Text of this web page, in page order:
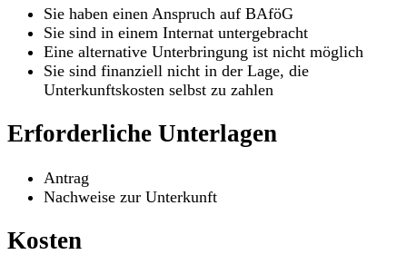
Sie haben einen Anspruch auf BAföG
Sie sind in einem Internat untergebracht
Eine alternative Unterbringung ist nicht möglich
Sie sind finanziell nicht in der Lage, die
Unterkunftskosten selbst zu zahlen
Erforderliche Unterlagen
Antrag
Nachweise zur Unterkunft
Kosten